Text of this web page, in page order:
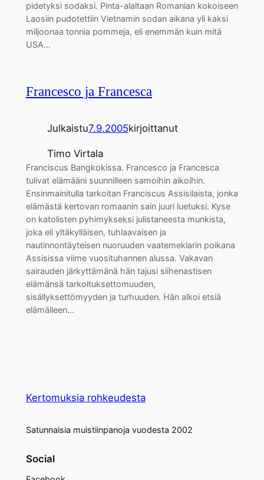
pidetyksi sodaksi. Pinta-alaltaan Romanian kokoiseen
Laosiin pudotettiin Vietnamin sodan aikana yli kaksi
miljoonaa tonnia pommeja, eli enemmän kuin mitä
USA…
Francesco ja Francesca
Julkaistu7.9.2005kirjoittanut
Timo Virtala
Franciscus Bangkokissa. Francesco ja Francesca
tulivat elämääni suunnilleen samoihin aikoihin.
Ensinmainitulla tarkoitan Franciscus Assisilaista, jonka
elämästä kertovan romaanin sain juuri luetuksi. Kyse
on katolisten pyhimykseksi julistaneesta munkista,
joka eli yltäkylläisen, tuhlaavaisen ja
nautinnontäyteisen nuoruuden vaatemeklarin poikana
Assisissa viime vuosituhannen alussa. Vakavan
sairauden järkyttämänä hän tajusi siihenastisen
elämänsä tarkoituksettomuuden,
sisällyksettömyyden ja turhuuden. Hän alkoi etsiä
elämälleen…
Kertomuksia rohkeudesta
Satunnaisia muistiinpanoja vuodesta 2002
Social